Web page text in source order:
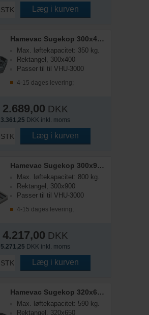
STK Læg i kurven
Hamevac Sugekop 300x400 mm, t/ VHU-3000
Max. løftekapacitet: 350 kg.
Rektangel, 300x400
Passer til til VHU-3000
4-15 dages levering;
2.689,00 DKK
3.361,25 DKK inkl. moms
STK Læg i kurven
Hamevac Sugekop 300x900 mm, t/ VHU-3000
Max. løftekapacitet: 800 kg.
Rektangel, 300x900
Passer til til VHU-3000
4-15 dages levering;
4.217,00 DKK
5.271,25 DKK inkl. moms
STK Læg i kurven
Hamevac Sugekop 320x650 mm, t/ VHU-3000
Max. løftekapacitet: 590 kg.
Rektangel, 320x650